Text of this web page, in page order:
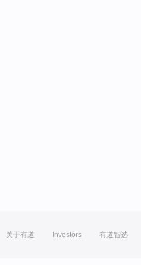
关于有道 Investors 有道智选